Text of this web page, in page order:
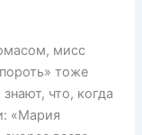
мисс
тоже
что, когда
«Мария